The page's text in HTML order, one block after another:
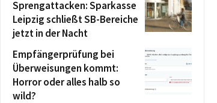
Sprengattacken: Sparkasse
Leipzig schließt SB-Bereiche
jetzt in der Nacht
Empfängerprüfung bei
Überweisungen kommt:
Horror oder alles halb so
wild?